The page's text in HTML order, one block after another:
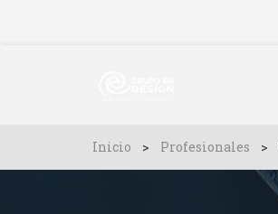
Inicio > Profesionales >